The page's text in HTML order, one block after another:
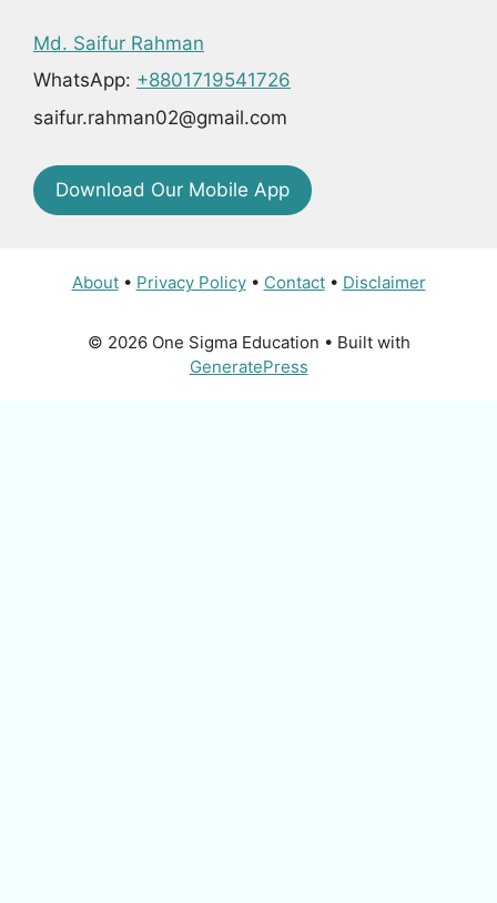
Md. Saifur Rahman
WhatsApp: +8801719541726
saifur.rahman02@gmail.com
Download Our Mobile App
About• Privacy Policy• Contact• Disclaimer
© 2026 One Sigma Education • Built with
GeneratePress